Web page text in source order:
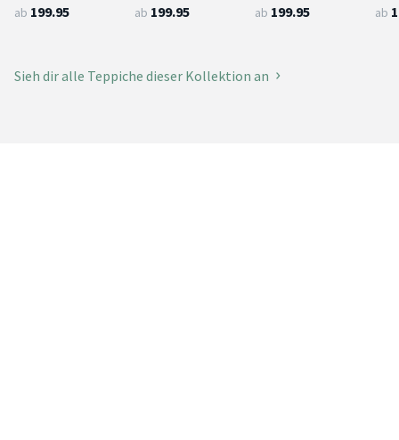
ab 199.95 ab 199.95 ab 199.95 ab
Sieh dir alle Teppiche dieser Kollektion an